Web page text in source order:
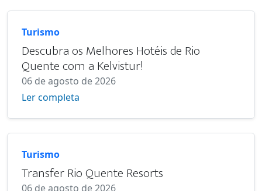
Turismo
Descubra os Melhores Hotéis de Rio
Quente com a Kelvistur!
06 de agosto de 2026
Ler completa
Turismo
Transfer Rio Quente Resorts
06 de agosto de 2026